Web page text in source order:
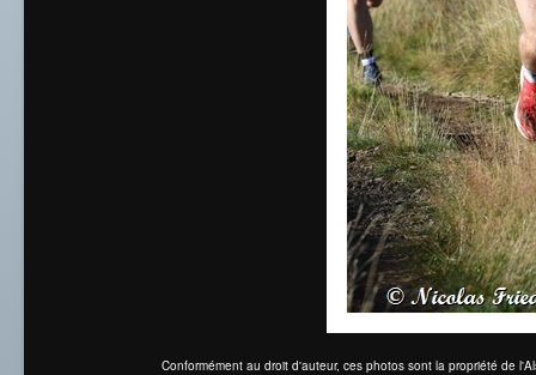
Conformément au droit d'auteur, ces photos sont la propriété de